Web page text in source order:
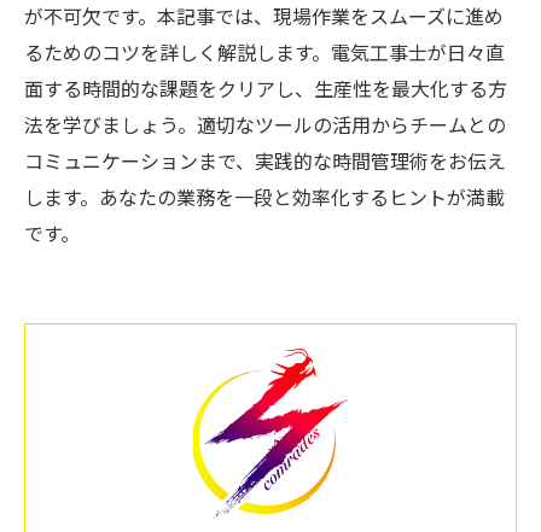
が不可欠です。本記事では、現場作業をスムーズに進め
るためのコツを詳しく解説します。電気工事士が日々直
面する時間的な課題をクリアし、生産性を最大化する方
法を学びましょう。適切なツールの活用からチームとの
コミュニケーションまで、実践的な時間管理術をお伝え
します。あなたの業務を一段と効率化するヒントが満載
です。